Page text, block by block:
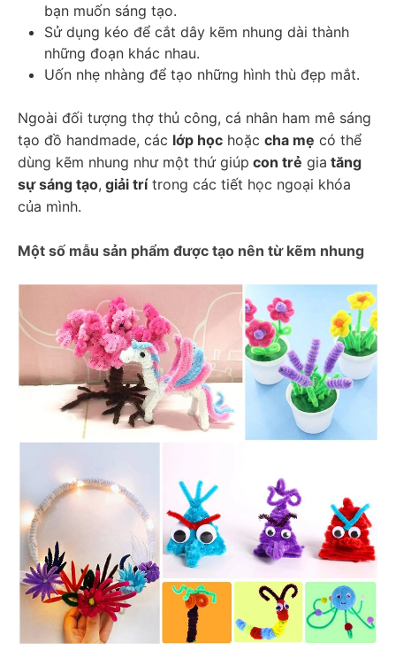
bạn muốn sáng tạo.
Sử dụng kéo để cắt dây kẽm nhung dài thành
những đoạn khác nhau.
Uốn nhẹ nhàng để tạo những hình thù đẹp mắt.
Ngoài đối tượng thợ thủ công, cá nhân ham mê sáng
tạo đồ handmade, các lớp học hoặc cha mẹ có thể
dùng kẽm nhung như một thứ giúp con trẻ gia tăng
sự sáng tạo, giải trí trong các tiết học ngoại khóa
của mình.
Một số mẫu sản phẩm được tạo nên từ kẽm nhung